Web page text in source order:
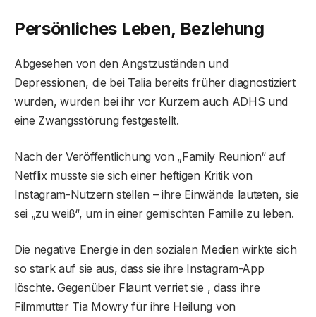
Persönliches Leben, Beziehung
Abgesehen von den Angstzuständen und
Depressionen, die bei Talia bereits früher diagnostiziert
wurden, wurden bei ihr vor Kurzem auch ADHS und
eine Zwangsstörung festgestellt.
Nach der Veröffentlichung von „Family Reunion“ auf
Netflix musste sie sich einer heftigen Kritik von
Instagram-Nutzern stellen – ihre Einwände lauteten, sie
sei „zu weiß“, um in einer gemischten Familie zu leben.
Die negative Energie in den sozialen Medien wirkte sich
so stark auf sie aus, dass sie ihre Instagram-App
löschte. Gegenüber Flaunt verriet sie , dass ihre
Filmmutter Tia Mowry für ihre Heilung von